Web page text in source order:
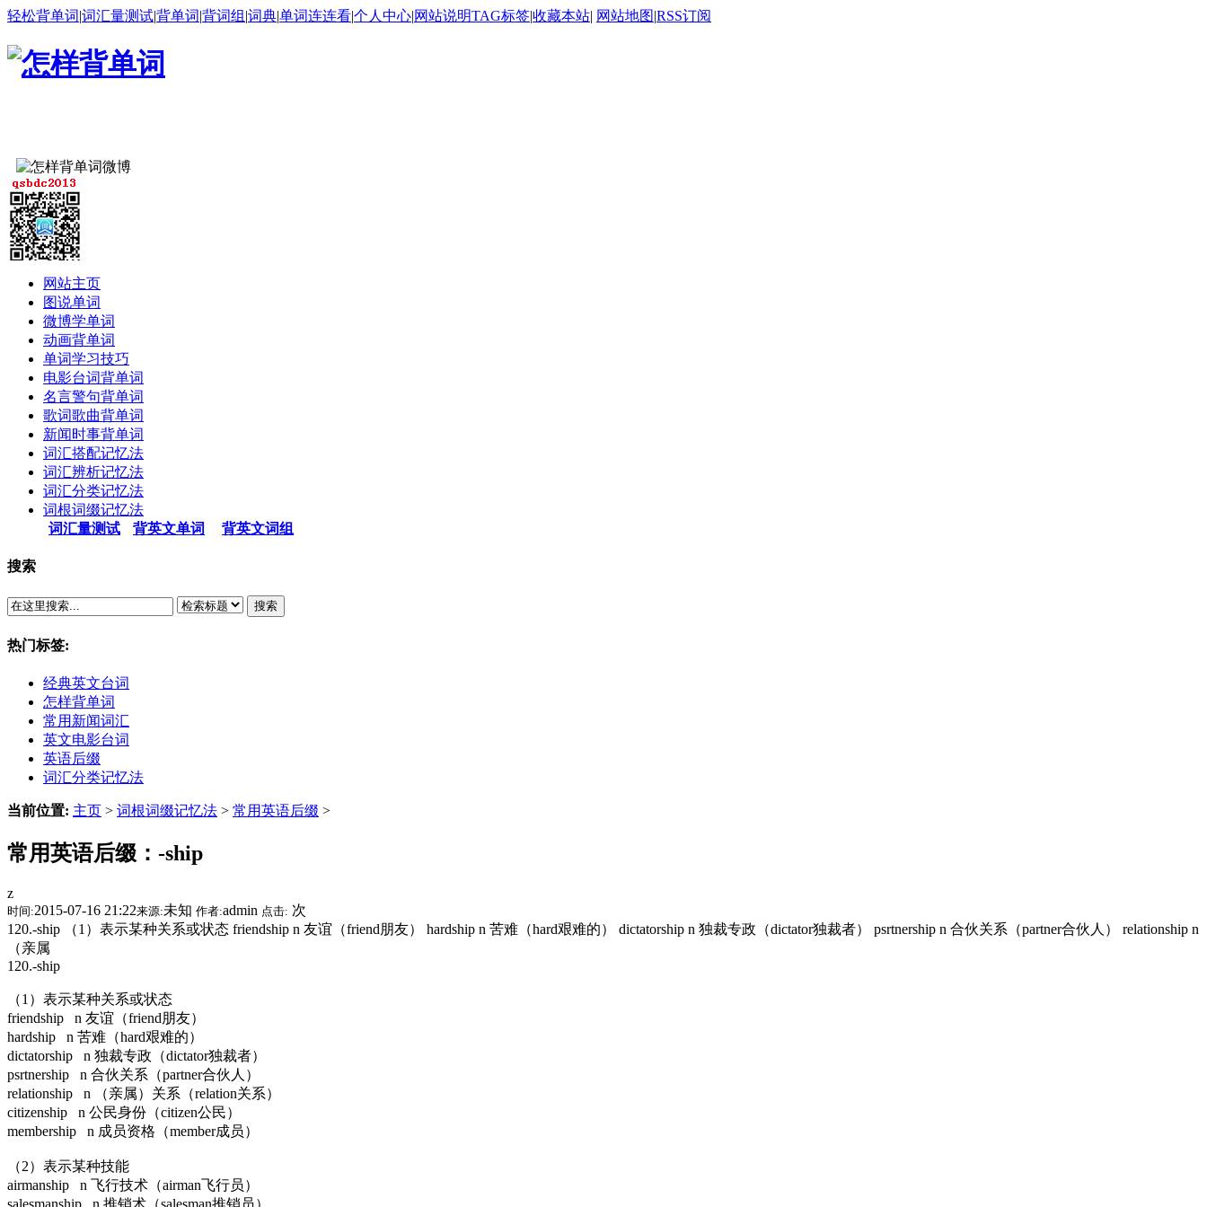
轻松背单词|词汇量测试|背单词|背词组 |词典|单词连连看|个人中心|网站说明TAG标签|收藏本站| 网站地图|RSS订阅
网站主页
图说单词
微博学单词
动画背单词
单词学习技巧
电影台词背单词
名言警句背单词
歌词歌曲背单词
新闻时事背单词
词汇搭配记忆法
词汇辨析记忆法
词汇分类记忆法
词根词缀记忆法
词汇量测试
背英文单词 背英文词组
搜索
搜索
热门标签:
经典英文台词
怎样背单词
常用新闻词汇
英文电影台词
英语后缀
词汇分类记忆法
当前位置: 主页 > 词根词缀记忆法 > 常用英语后缀 >
常用英语后缀：-ship
z
时间:2015-07-16 21:22来源:未知 作者:admin 点击: 次
120.-ship （1）表示某种关系或状态 friendship n 友谊（friend朋友） hardship n 苦难（hard艰难的） dictatorship n 独裁专政（dictator独裁者） psrtnership n 合伙关系（partner合伙人） relationship n
（亲属
120.-ship
（1）表示某种关系或状态
friendship
n 友谊（friend朋友）
hardship
n 苦难（hard艰难的）
dictatorship
n 独裁专政（dictator独裁者）
psrtnership
n 合伙关系（partner合伙人）
relationship
n
（亲属）关系（relation关系）
citizenship
n 公民身份（citizen公民）
membership
n 成员资格（member成员）
（2）表示某种技能
airmanship
n 飞行技术（airman飞行员）
salesmanship
n 推销术（salesman推销员）